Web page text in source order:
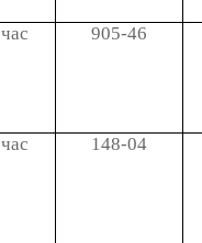
час 905-46
час 148-04